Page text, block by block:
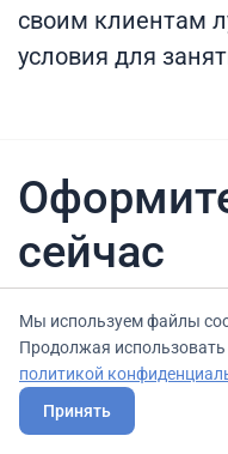
своим клиентам
условия для
сейчас
Нашли вариант
об этом, и мы
Мы используем файлы
Продолжая использовать
политикой
Принять